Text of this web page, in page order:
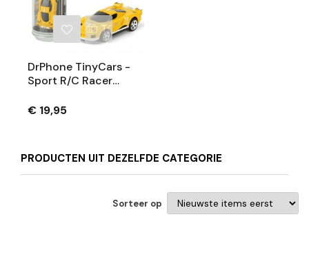
TOEVOEGEN AAN WINKELWAGEN
DrPhone TinyCars -
Sport R/C Racer
KM/H - RC Micro
€ 19,95
PRODUCTEN UIT DEZELFDE CATEGORIE
Sorteer op